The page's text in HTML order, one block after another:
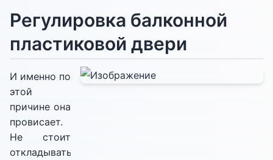
Регулировка балконной
пластиковой двери
И именно по
этой
причине она
провисает.
Не стоит
откладывать